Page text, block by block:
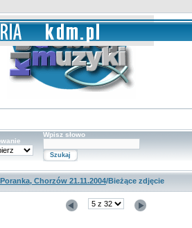
Wpisz słowo
Chorzów 21.11.2004/Bieżące zdjęcie